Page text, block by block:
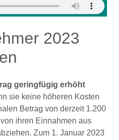
2023
geringfügig erhöht
sie keine höheren Kosten
Betrag von derzeit 1.200
ihren Einnahmen aus
Zum 1. Januar 2023